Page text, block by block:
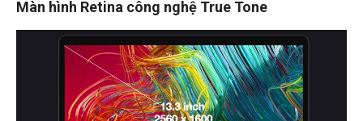
Màn hình Retina công nghệ True Tone